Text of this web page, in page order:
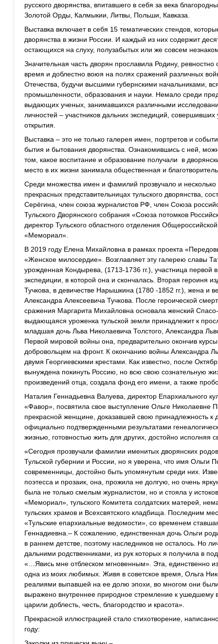
русского дворянства, впитавшего в себя за века
Золотой Орды, Калмыкии, Литвы, Польши, Кавказа.
Выставка включает в себя 15 тематических стендов,
дворянства в жизни России. И каждый из них содержит
остающихся на слуху, полузабытых или же совсем
Значительная часть дворян прославила Родину,
время и доблестно воюя на полях сражений различных
Отечества, будучи высшими губернскими начальниками,
промышленности, образования и науки. Немало среди
выдающих ученых, занимавшихся различными
личностей – участников дальних экспедиций,
открытия.
Выставка – это не только галерея имен, портретов и
бытия и бытования дворянства. Ознакомившись с ней,
том, какое воспитание и образование получали в
место в их жизни занимала общественная и
Среди множества имен и фамилий прозвучало и
прекрасных представительницах тульского дворянства,
Серёгина, член союза журналистов РФ, член Союза
Тульского Дворянского собрания «Союза потомков
директор Тульского областного отделения
«Мемориал».
В 2019 году Елена Михайловна в рамках проекта
«Женское милосердие». Возглавляет эту галерею славы
урожденная Кондырева, (1713-1736 гг.), участница первой
экспедиции, в которой она и скончалась. Вторая героиня
Тучкова, в девичестве Нарышкина (1780 -1852 гг.), жена и
Александра Алексеевича Тучкова. После героической
сражения Маргарита Михайловна основала женский
выдающаяся уроженка тульской земли принадлежит к
младшая дочь Льва Николаевича Толстого, Александра
Первой мировой войны она, предварительно окончив
добровольцем на фронт. К окончанию войны Александра
двумя Георгиевскими крестами. Как известно, после
вынуждена покинуть Россию, но всю свою сознательную
произведений отца, создала фонд его имени, а также
Наталия Геннадьевна Валуева, директор Епархиального
«Фавор», посвятила свое выступление Ольге Николаевне
прекрасной женщине, доказавшей свою принадлежность к
официально подтвержденными результатами
жизнью, готовностью жить для других, достойно исполняя
«Сегодня прозвучали фамилии именитых дворянских
Тульской губернии и России, но я уверена, что имя Ольги
современницы, достойно быть упомянутым среди них.
поэтесса и прозаик, она, прожила не долгую, но очень
была не только смелым журналистом, но и стояла у
«Мемориал», тульского Комитета солдатских матерей,
тульских храмов и Всехсвятского кладбища. Последним
«Тульские епархиальные ведомости», со временем
Геннадиевна.– К сожалению, единственная дочь Ольги
в раннем детстве, поэтому наследников не осталось. Но
дальними родственниками, из рук которых я получила в
«…Явись мне отблеском мгновенным». Эта, единственно
одна из моих любимых. Живя в советское время, Ольга
реалиями выпавшей на ее долю эпохи, во многом они
выражено внутреннее природное стремление к ушедшему
царили доблесть, честь, благородство и красота».
Прекрасной иллюстрацией стало стихотворение,
году: